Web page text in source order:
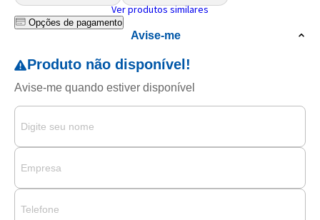
Ver produtos similares
Opções de pagamento
Avise-me